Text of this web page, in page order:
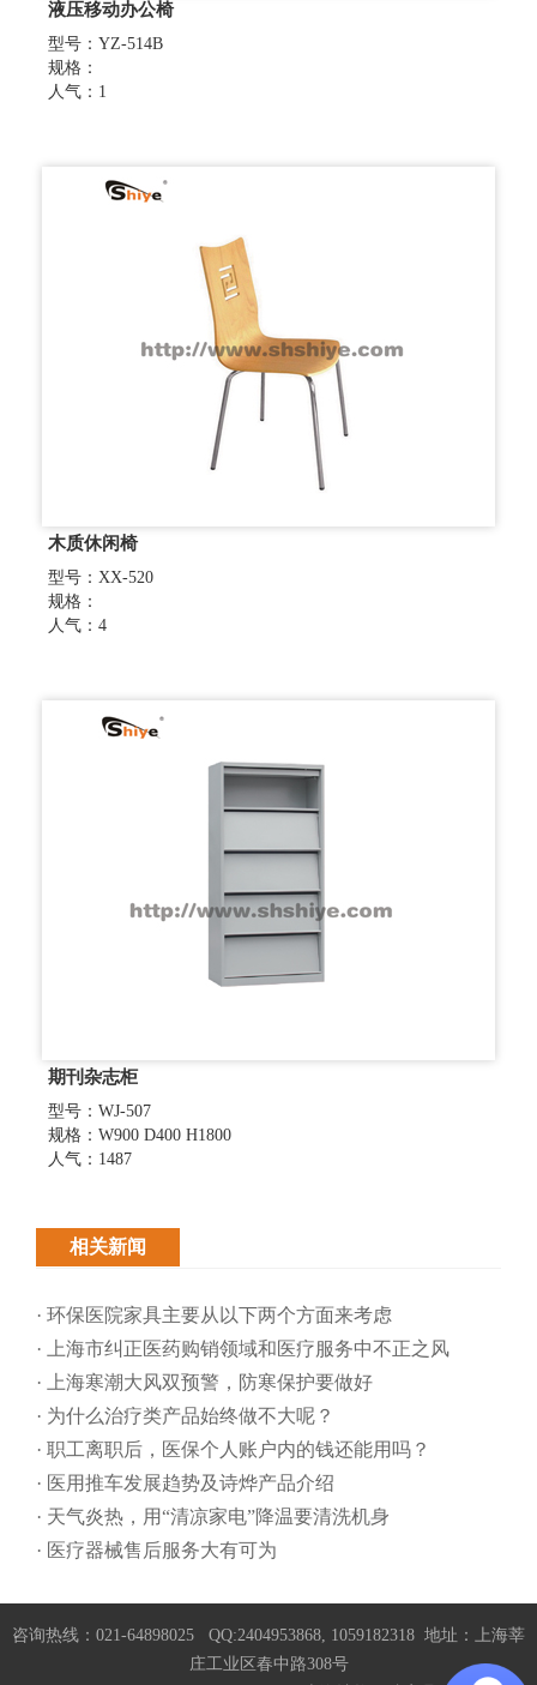
液压移动办公椅
型号：YZ-514B
规格：
人气：1
木质休闲椅
型号：XX-520
规格：
人气：4
期刊杂志柜
型号：WJ-507
规格：W900 D400 H1800
人气：1487
相关新闻
· 环保医院家具主要从以下两个方面来考虑
· 上海市纠正医药购销领域和医疗服务中不正之风
· 上海寒潮大风双预警，防寒保护要做好
· 为什么治疗类产品始终做不大呢？
· 职工离职后，医保个人账户内的钱还能用吗​？
· 医用推车发展趋势及诗烨产品介绍
· 天气炎热，用“清凉家电”降温要清洗机身
· 医疗器械售后服务大有可为
咨询热线：021-64898025 QQ:2404953868, 1059182318 地址：上海莘
庄工业区春中路308号